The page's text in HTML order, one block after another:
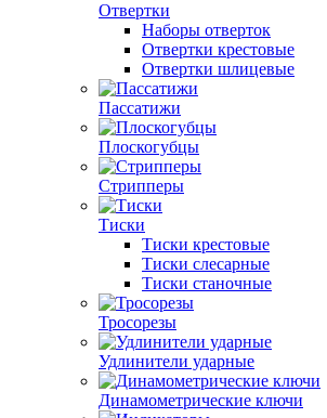
Отвертки
Наборы отверток
Отвертки крестовые
Отвертки шлицевые
Пассатижи
Плоскогубцы
Стрипперы
Тиски
Тиски крестовые
Тиски слесарные
Тиски станочные
Тросорезы
Удлинители ударные
Динамометрические ключи